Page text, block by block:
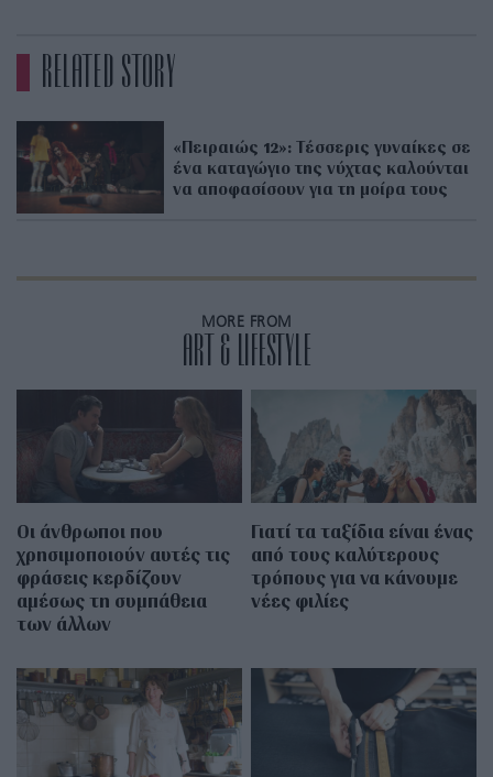
RELATED STORY
«Πειραιώς 12»: Τέσσερις γυναίκες σε
ένα καταγώγιο της νύχτας καλούνται
να αποφασίσουν για τη μοίρα τους
MORE FROM
ART & LIFESTYLE
Οι άνθρωποι που
χρησιμοποιούν αυτές τις
φράσεις κερδίζουν
αμέσως τη συμπάθεια
των άλλων
Γιατί τα ταξίδια είναι ένας
από τους καλύτερους
τρόπους για να κάνουμε
νέες φιλίες